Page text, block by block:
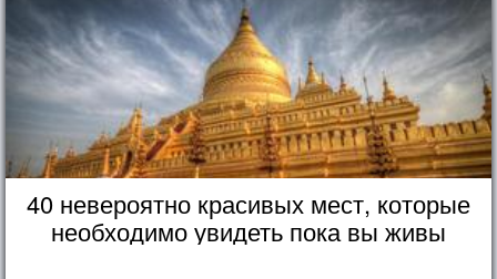
40 невероятно красивых мест, которые
необходимо увидеть пока вы живы